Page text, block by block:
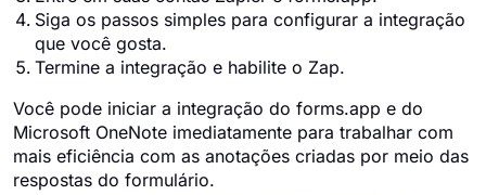
Siga os passos simples para configurar a integração
que você gosta.
Termine a integração e habilite o Zap.
Você pode iniciar a integração do forms.app e do
Microsoft OneNote imediatamente para trabalhar com
mais eficiência com as anotações criadas por meio das
respostas do formulário.